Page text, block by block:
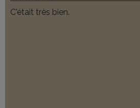
C'était très bien.